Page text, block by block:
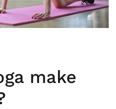
make